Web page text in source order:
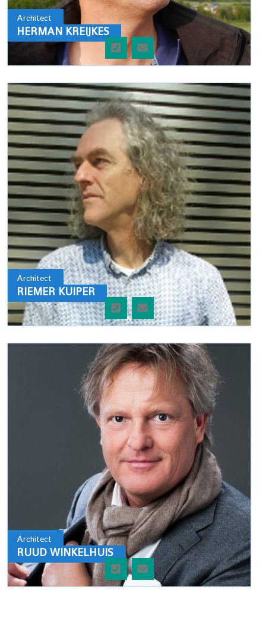
Architect
HERMAN KREIJKES
Architect
RIEMER KUIPER
Architect
RUUD WINKELHUIS